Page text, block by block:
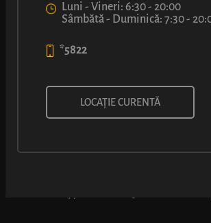
COVRIG CU
VIȘINE
Luni - Vineri: 6:30 - 20:00
Sâmbătă - Duminică: 7:30 -
*5822
LOCAȚIE CURENTĂ